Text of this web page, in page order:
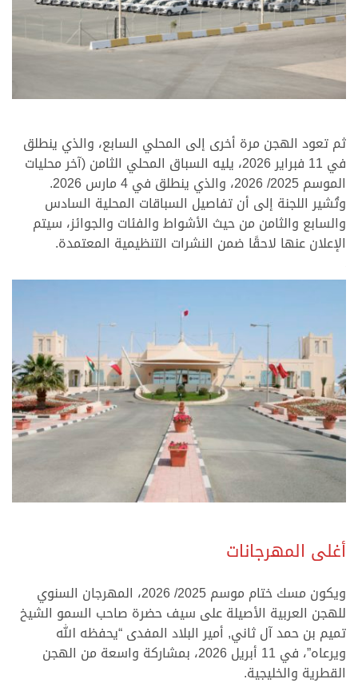
.
ثم تعود الهجن مرة أخرى إلى المحلي السابع، والذي ينطلق
في 11 فبراير 2026، يليه السباق المحلي الثامن (آخر محليات
الموسم 2025/ 2026، والذي ينطلق في 4 مارس 2026.
وتُشير اللجنة إلى أن تفاصيل السباقات المحلية السادس
والسابع والثامن من حيث الأشواط والفئات والجوائز، سيتم
الإعلان عنها لاحقًا ضمن النشرات التنظيمية المعتمدة.
.
أغلى المهرجانات
ويكون مسك ختام موسم 2025/ 2026، المهرجان السنوي
للهجن العربية الأصيلة على سيف حضرة صاحب السمو الشيخ
تميم بن حمد آل ثاني, أمير البلاد المفدى “يحفظه الله
ويرعاه”، في 11 أبريل 2026، بمشاركة واسعة من الهجن
القطرية والخليجية.